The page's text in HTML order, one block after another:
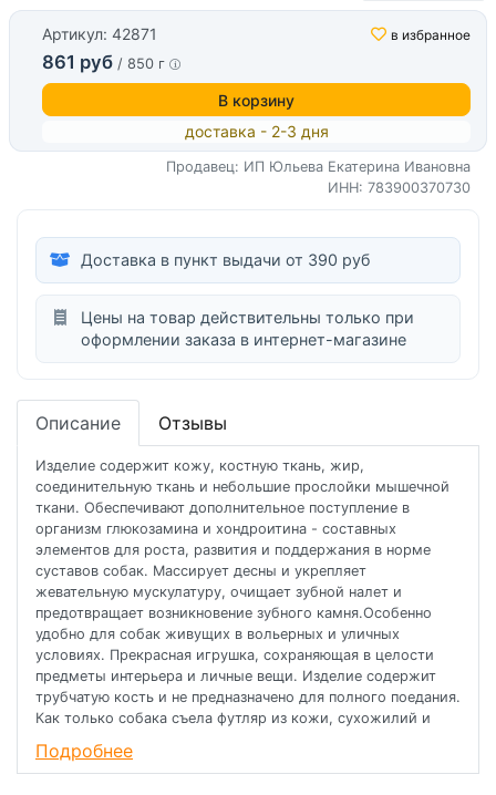
Артикул: 42871 в избранное
861 руб / 850 г
В корзину
доставка - 2-3 дня
Продавец: ИП Юльева Екатерина Ивановна
ИНН: 783900370730
Доставка в пункт выдачи от 390 руб
Цены на товар действительны только при
оформлении заказа в интернет-магазине
Описание Отзывы
Изделие содержит кожу, костную ткань, жир,
соединительную ткань и небольшие прослойки мышечной
ткани. Обеспечивают дополнительное поступление в
организм глюкозамина и хондроитина - составных
элементов для роста, развития и поддержания в норме
суставов собак. Массирует десны и укрепляет
жевательную мускулатуру, очищает зубной налет и
предотвращает возникновение зубного камня.Особенно
удобно для собак живущих в вольерных и уличных
условиях. Прекрасная игрушка, сохраняющая в целости
предметы интерьера и личные вещи. Изделие содержит
трубчатую кость и не предназначено для полного поедания.
Как только собака съела футляр из кожи, сухожилий и
Состав
Подробнее